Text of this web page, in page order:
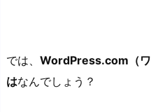
では、 WordPress.com（ワ
はなんでしょう？